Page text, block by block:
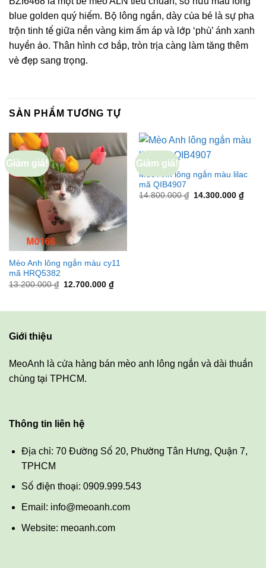
blue golden quý hiếm. Bộ lông ngắn, dày của bé là sự pha
trộn tinh tế giữa nền vàng kim ấm áp và lớp ‘phủ’ ánh xanh
huyền ảo. Thân hình cơ bắp, tròn trịa càng làm tăng thêm
vẻ đẹp sang trọng.
SẢN PHẨM TƯƠNG TỰ
Giảm giá!
Mèo Anh lông ngắn màu cy11
mã HRQ5382
13.200.000₫
Giá
12.700.000 ₫Giá
hiện
Giảm giá!
Mèo Anh lông ngắn màu lilac
mã QIB4907
14.800.000₫
Giá
14.300.000 ₫Giá
hiện
Giới thiệu
MeoAnh là cửa hàng bán mèo anh lông ngắn và dài thuần
chủng tại TPHCM.
Thông tin liên hệ
Địa chỉ: 70 Đường Số 20, Phường Tân Hưng, Quận 7,
TPHCM
Số điện thoại: 0909.999.543
Email: info@meoanh.com
Website: meoanh.com